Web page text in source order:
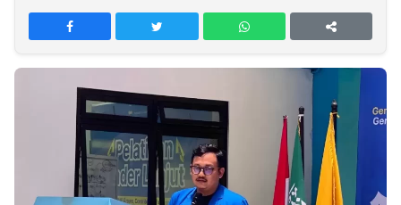
PT
TREETAN
INDONESIA
NTB
Time
Jogja
Rakyat
News
Notice
Dinamikapost.com
Baru
Seedbacklink